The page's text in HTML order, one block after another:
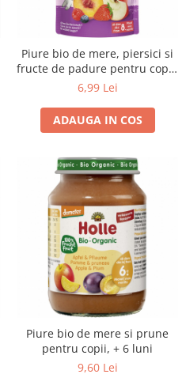
Piure bio de mere, piersici si
fructe de padure pentru copii,
+ 8 luni
6,99 Lei
ADAUGA IN COS
Piure bio de mere si prune
pentru copii, + 6 luni
9,60 Lei